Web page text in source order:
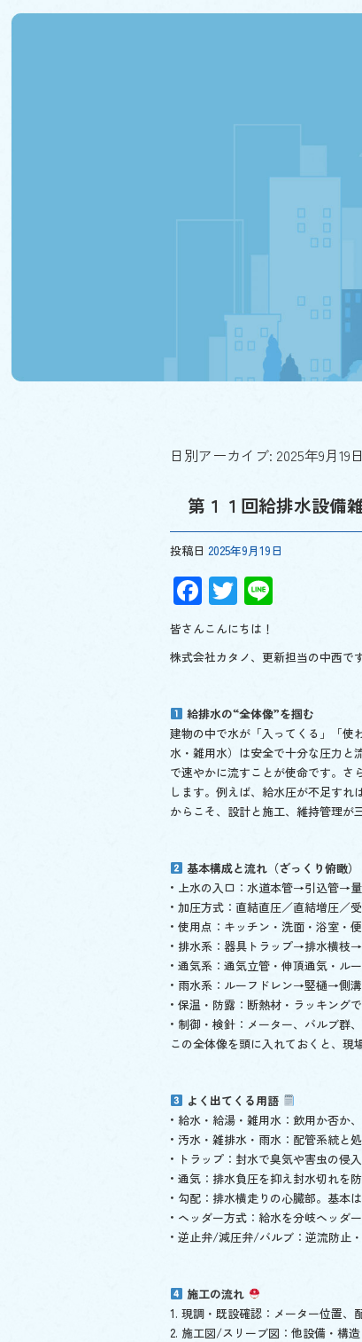
日別アーカイブ: 2025年9月19日
第１１回給排水設備
投稿日 2025年9月19日
F
ac
e
b
o
o
k
T
wi
tt
er
e
皆さんこんにちは！
株式会社カタノ、更新担当の中西です
給排水の“全体像”を掴む
建物の中で水が「入ってくる」「使
水・雑用水）は安全で十分な圧力と
で速やかに流すことが使命です。さ
します。例えば、給水圧が不足すれ
からこそ、設計と施工、維持管理が
基本構成と流れ（ざっくり俯瞰）
• 上水の入口：水道本管→引込管→
• 加圧方式：直結直圧／直結増圧／
• 使用点：キッチン・洗面・浴室・
• 排水系：器具トラップ→排水横
• 通気系：通気立管・伸頂通気・ル
• 雨水系：ルーフドレン→竪樋→側
• 保温・防露：断熱材・ラッキング
• 制御・検針：メーター、バルブ群
この全体像を頭に入れておくと、現
よく出てくる用語
• 給水・給湯・雑用水：飲用か否か
• 汚水・雑排水・雨水：配管系統と
• トラップ：封水で臭気や害虫の侵
• 通気：排水負圧を抑え封水切れを
• 勾配：排水横走りの心臓部。基本
• ヘッダー方式：給水を分岐ヘッダ
• 逆止弁/減圧弁/バルブ：逆流防止
施工の流れ
1. 現調・既設確認：メーター位置、
2. 施工図/スリーブ図：他設備・構